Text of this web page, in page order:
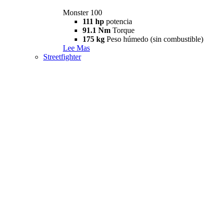
Monster 100
111 hp potencia
91.1 Nm Torque
175 kg Peso húmedo (sin combustible)
Lee Mas
Streetfighter